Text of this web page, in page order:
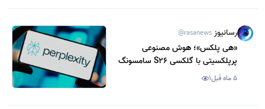
رسانیوز @rasanews
«هی پلکس»؛ هوش مصنوعی
پرپلکسیتی با گلکسی S26 سامسونگ
ادغام می‌شود
5 ماه قبل 1